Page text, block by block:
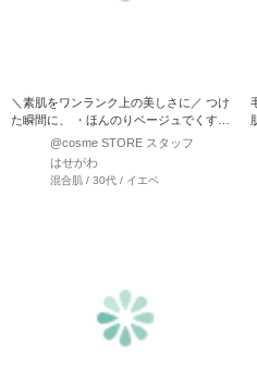
＼素肌をワンランク上の美しさに／ つけ
た瞬間に、 ・ほんのりベージュでくすみ
をトーンアップ。 ・…
@cosme STORE スタッフ
はせがわ
混合肌 / 30代 / イエベ